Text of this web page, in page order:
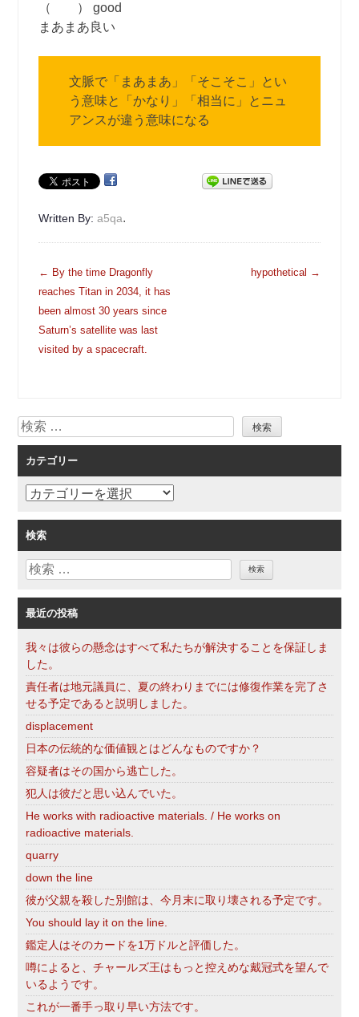
（ ） good
まあまあ良い
文脈で「まあまあ」「そこそこ」とい
う意味と「かなり」「相当に」とニュ
アンスが違う意味になる
Written By:a5qa.
投
稿
ナ
ビ
ゲ
ン
← By the time Dragonfly
reaches Titan in 2034, it has
been almost 30 years since
Saturn’s satellite was last
visited by a spacecraft.
hypothetical →
検
索
カテゴリー
カ
ゴ
リ
ー
検索
検
最近の投稿
我々は彼らの懸念はすべて私たちが解決することを保証しま
した。
責任者は地元議員に、夏の終わりまでには修復作業を完了さ
せる予定であると説明しました。
displacement
日本の伝統的な価値観とはどんなものですか？
容疑者はその国から逃亡した。
犯人は彼だと思い込んでいた。
He works with radioactive materials. / He works on
radioactive materials.
quarry
down the line
彼が父親を殺した別館は、今月末に取り壊される予定です。
You should lay it on the line.
鑑定人はそのカードを1万ドルと評価した。
噂によると、チャールズ王はもっと控えめな戴冠式を望んで
いるようです。
これが一番手っ取り早い方法です。